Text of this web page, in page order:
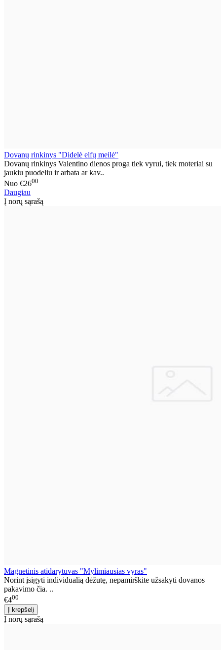
Dovanų rinkinys "Didelė elfų meilė"
Dovanų rinkinys Valentino dienos proga tiek vyrui, tiek moteriai su
jaukiu puodeliu ir arbata ar kav..
Nuo €2600
Daugiau
Į norų sąrašą
Magnetinis atidarytuvas "Mylimiausias vyras"
Norint įsigyti individualią dėžutę, nepamirškite užsakyti dovanos
pakavimo čia. ..
€400
Į norų sąrašą